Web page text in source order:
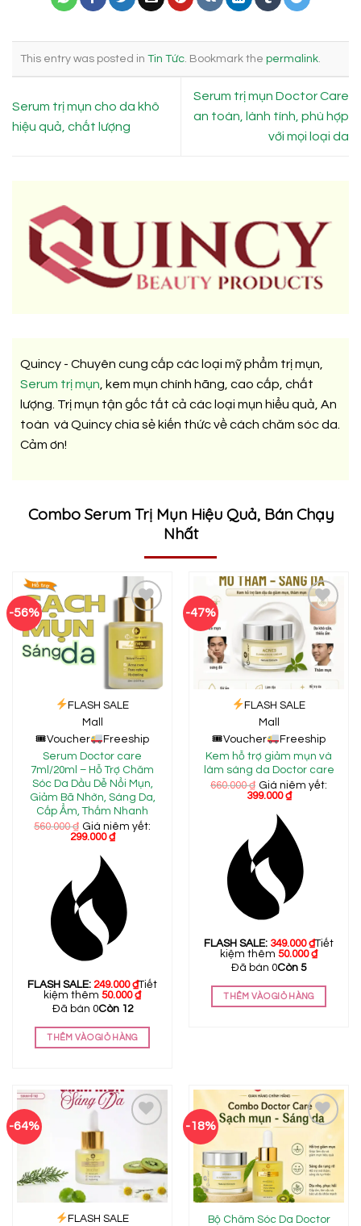
This entry was posted in Tin Tức. Bookmark the permalink.
Serum trị mụn cho da khô
hiệu quả, chất lượng
Serum trị mụn Doctor Care
an toàn, lành tính, phù hợp
với mọi loại da
Quincy - Chuyên cung cấp các loại mỹ phẩm trị mụn,
Serum trị mụn , kem mụn chính hãng, cao cấp, chất
lượng. Trị mụn tận gốc tất cả các loại mụn hiểu quả, An
toàn và Quincy chia sẻ kiến thức về cách chăm sóc da.
Cảm ơn!
Combo Serum Trị Mụn Hiệu Quả, Bán Chạy
Nhất
-56%
Add to
wishlist
FLASH SALE
Mall
🎟Voucher
Freeship
Serum Doctor care
7ml/20ml – Hỗ Trợ Chăm
Sóc Da Dầu Dễ Nổi Mụn,
Giảm Bã Nhờn, Sáng Da,
Cấp Ẩm, Thấm Nhanh
560.000₫ Giá niêm yết:
299.000₫
FLASH SALE: 249.000₫Tiết
kiệm thêm 50.000₫
Đã bán 0Còn 12
THÊM VÀO GIỎ HÀNG
-47%
Add to
wishlist
FLASH SALE
Mall
🎟Voucher
Freeship
Kem hỗ trợ giảm mụn và
làm sáng da Doctor care
660.000₫ Giá niêm yết:
399.000₫
FLASH SALE: 349.000₫Tiết
kiệm thêm 50.000₫
Đã bán 0Còn 5
THÊM VÀO GIỎ HÀNG
-64%
Add to
wishlist
FLASH SALE
-18%
Add to
wishlist
Bộ Chăm Sóc Da Doctor